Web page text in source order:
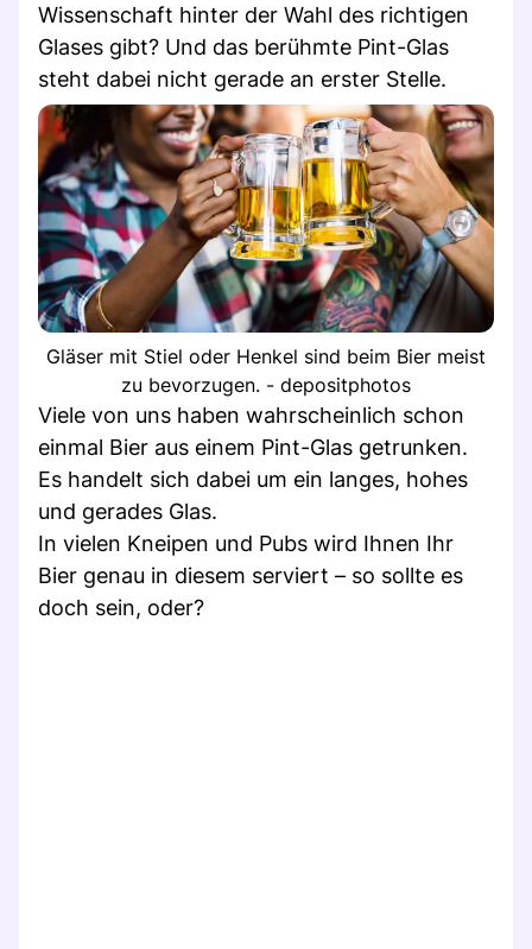
Wissenschaft hinter der Wahl des richtigen
Glases gibt? Und das berühmte Pint-Glas
steht dabei nicht gerade an erster Stelle.
Gläser mit Stiel oder Henkel sind beim Bier meist
zu bevorzugen. - depositphotos
Viele von uns haben wahrscheinlich schon
einmal Bier aus einem Pint-Glas getrunken.
Es handelt sich dabei um ein langes, hohes
und gerades Glas.
In vielen Kneipen und Pubs wird Ihnen Ihr
Bier genau in diesem serviert – so sollte es
doch sein, oder?